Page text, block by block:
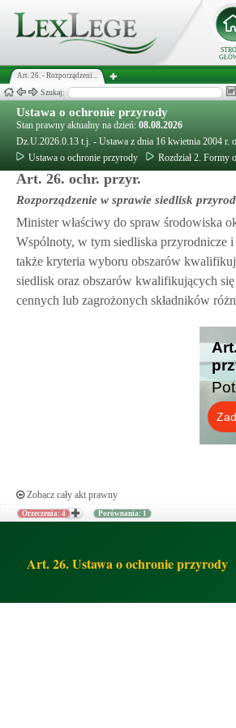
Art. 26. - Rozporządzeni...
Szukaj:
Ustawa o ochronie przyrody
Stan prawny aktualny na dzień: 08.08.2026
Dz.U.2026.0.13 t.j. - Ustawa z dnia 16 kwietnia 2004 r.
Ustawa o ochronie przyrody
Rozdział 2. Formy
Art. 26. ochr. przyr.
Rozporządzenie w sprawie siedlisk
Minister właściwy do spraw środowiska
Wspólnoty, w tym siedliska przyrodnicze
także kryteria wyboru obszarów
siedlisk oraz obszarów kwalifikujących
cennych lub zagrożonych składników
Zobacz cały akt prawny
Orzeczenia: 4 Porównania: 1
Art. 26. Ustawa o ochronie przyrody